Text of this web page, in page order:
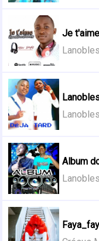
Je t'aime
Album